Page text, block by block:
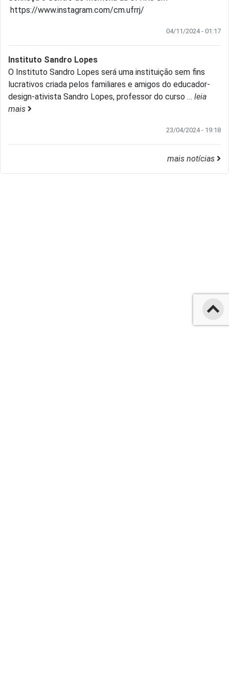
https://www.instagram.com/cm.ufrrj/
04/11/2024 - 01:17
Instituto Sandro Lopes
O Instituto Sandro Lopes será uma instituição sem fins
lucrativos criada pelos familiares e amigos do educador-
design-ativista Sandro Lopes, professor do curso … leia
mais
23/04/2024 - 19:18
mais notícias